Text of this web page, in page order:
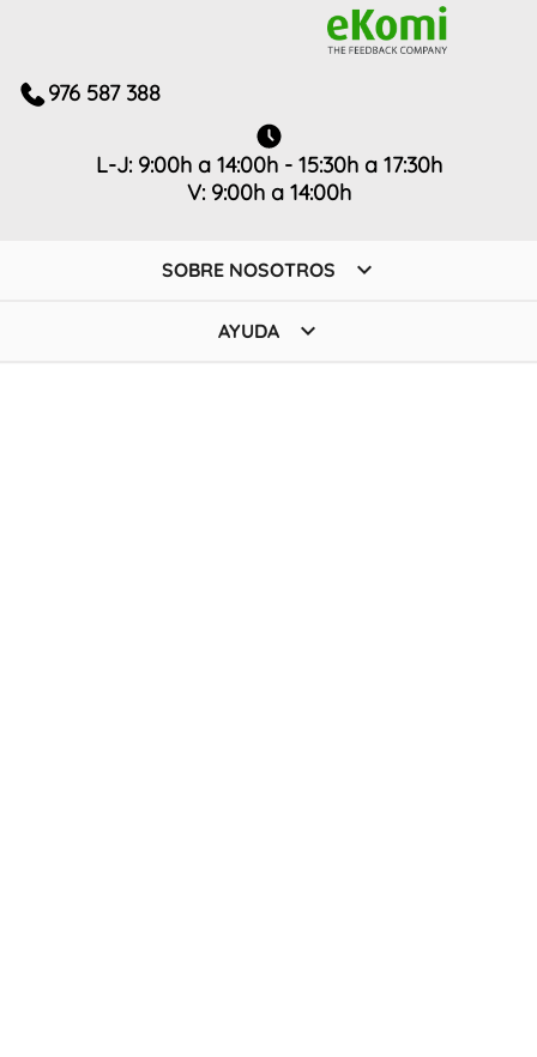
976 587 388
L-J: 9:00h a 14:00h - 15:30h a 17:30h
V: 9:00h a 14:00h
SOBRE NOSOTROS 
AYUDA 